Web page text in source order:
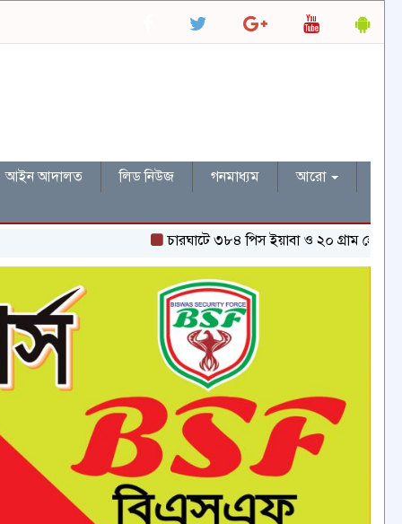
আইন আদালত লিড নিউজ গনমাধ্যম
আরো
চারঘাটে ৩৮৪ পিস ইয়াবা ও ২০ গ্রাম হেরোইনসহ একজন